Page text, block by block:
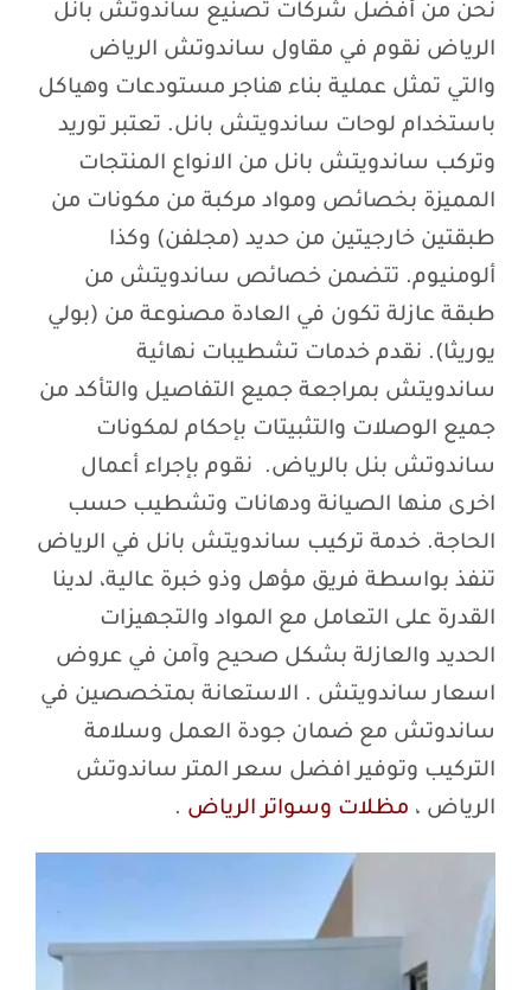
نحن من أفضل شركات تصنيع ساندوتش بانل
الرياض نقوم في مقاول ساندوتش الرياض
والتي تمثل عملية بناء هناجر مستودعات وهياكل
باستخدام لوحات ساندويتش بانل. تعتبر توريد
وتركب ساندويتش بانل من الانواع المنتجات
المميزة بخصائص ومواد مركبة من مكونات من
طبقتين خارجيتين من حديد (مجلفن) وكذا
ألومنيوم. تتضمن خصائص ساندويتش من
طبقة عازلة تكون في العادة مصنوعة من (بولي
يوريثا). نقدم خدمات تشطيبات نهائية
ساندويتش بمراجعة جميع التفاصيل والتأكد من
جميع الوصلات والتثبيتات بإحكام لمكونات
ساندوتش بنل بالرياض. نقوم بإجراء أعمال
اخرى منها الصيانة ودهانات وتشطيب حسب
الحاجة. خدمة تركيب ساندويتش بانل في الرياض
تنفذ بواسطة فريق مؤهل وذو خبرة عالية، لدينا
القدرة على التعامل مع المواد والتجهيزات
الحديد والعازلة بشكل صحيح وآمن في عروض
اسعار ساندويتش . الاستعانة بمتخصصين في
ساندوتش مع ضمان جودة العمل وسلامة
التركيب وتوفير افضل سعر المتر ساندوتش
الرياض ، مظلات وسواتر الرياض .